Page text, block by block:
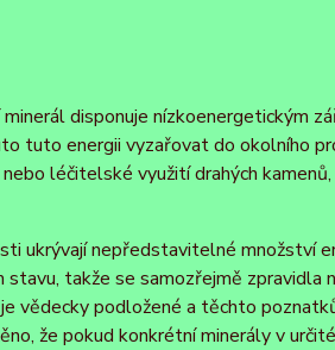
disponuje nízkoenergetickým
tuto energii vyzařovat do okolního
léčitelské využití drahých
ukrývají nepředstavitelné množství
takže se samozřejmě zpravidla
vědecky podložené a těchto
že pokud konkrétní minerály v